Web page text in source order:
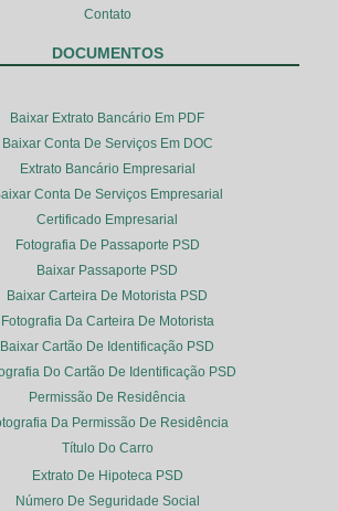
Contato
DOCUMENTOS
Baixar Extrato Bancário Em PDF
Baixar Conta De Serviços Em DOC
Extrato Bancário Empresarial
Conta De Serviços Empresarial
Certificado Empresarial
Fotografia De Passaporte PSD
Baixar Passaporte PSD
Baixar Carteira De Motorista PSD
Fotografia Da Carteira De Motorista
Baixar Cartão De Identificação PSD
Do Cartão De Identificação PSD
Permissão De Residência
Da Permissão De Residência
Título Do Carro
Extrato De Hipoteca PSD
Número De Seguridade Social